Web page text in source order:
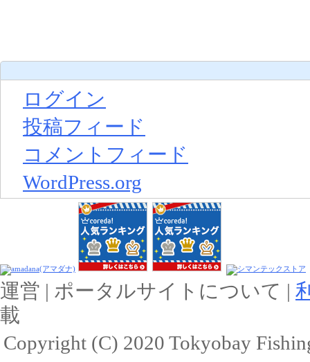
ログイン
投稿フィード
コメントフィード
WordPress.org
運営 | ポータルサイトについて |
載
Copyright (C) 2020 Tokyobay